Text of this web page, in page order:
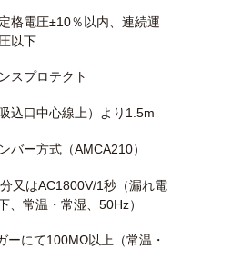
格電圧±10％以内、連続運
以下
スプロテクト
込口中心線上）より1.5m
バー方式（AMCA210）
又はAC1800V/1秒（漏れ電
、常温・常湿、50Hz）
ーにて100MΩ以上（常温・